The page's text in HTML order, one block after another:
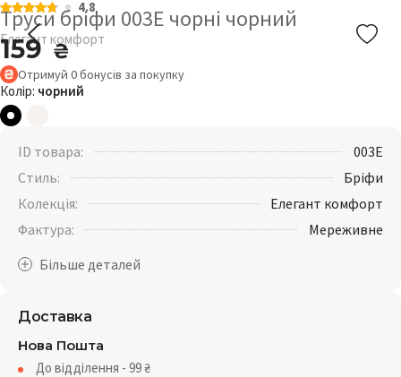
4.8
Труси бріфи 003Е чорні чорний
Елегант комфорт
159 ₴
Отримуй 0бонусів за покупку
Колір: чорний
ID товара:
003E
Стиль:
Бріфи
Колекція:
Елегант комфорт
Фактура:
Мереживне
Доставка
Нова Пошта
До відділення - 99₴